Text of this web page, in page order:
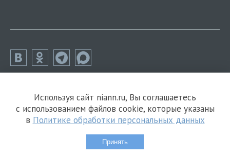
Используя сайт niann.ru, Вы соглашаетесь
с использованием файлов cookie, которые указаны
в Политике обработки персональных данных
Принять